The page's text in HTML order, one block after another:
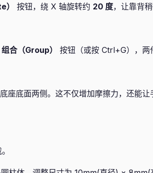
） 按钮，绕 X 轴旋转约 20 度，让靠背稍
组合（Group） 按钮（或按 Ctrl+G），两
座底面两侧。这不仅增加摩擦力，还能